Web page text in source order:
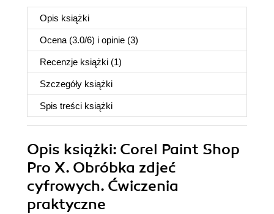
Opis książki
Ocena (3.0/6) i opinie (3)
Recenzje książki (1)
Szczegóły książki
Spis treści książki
Opis książki: Corel Paint Shop
Pro X. Obróbka zdjeć
cyfrowych. Ćwiczenia
praktyczne